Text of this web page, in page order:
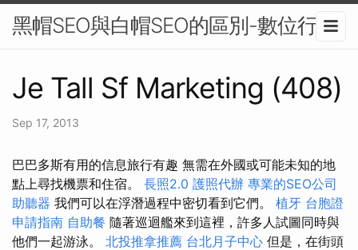
黑帽SEO與白帽SEO的區別-數位行銷
Je Tall Sf Marketing (408)
Sep 17, 2013
巴巴多斯有用的信息旅行有趣 無需在外國或可能未知的地
點上尋找機票和住宿。 長照2.0 護照代辦 專業的SEO公司
助聽器 我們可以在浮潛過程中密切看到它們。 植牙 台胞證
申請指南 自助餐 隨著巡迴艦來到這裡，許多人試圖同時與
他們一起游泳。 北投推拿推薦 台北月子中心 但是，在街頭